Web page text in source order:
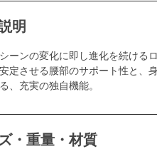
明
ーンの変化に即し進化を続ける
定させる腰部のサポート性と、
、充実の独自機能。
・重量・材質